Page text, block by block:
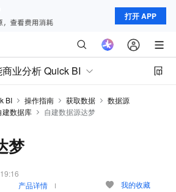
打开 APP
商业分析 Quick BI
BI 操作指南 获取数据
数据源
建数据库 自建数据源达梦
梦
产品详情 我的收藏